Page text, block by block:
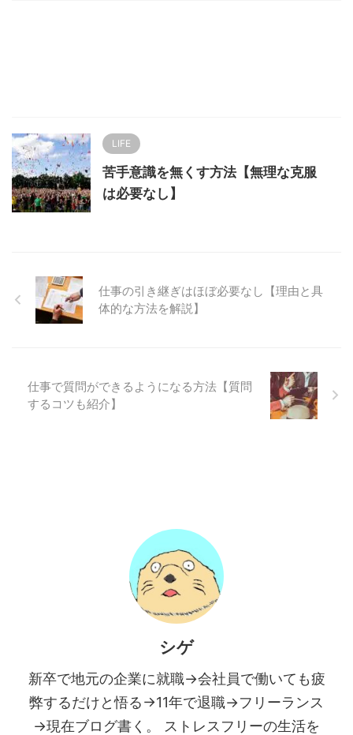
LIFE
苦手意識を無くす方法【無理な克服
は必要なし】
仕事の引き継ぎはほぼ必要なし【理由と具
体的な方法を解説】
仕事で質問ができるようになる方法【質問
するコツも紹介】
シゲ
新卒で地元の企業に就職→会社員で働いても疲
弊するだけと悟る→11年で退職→フリーランス
→現在ブログ書く。 ストレスフリーの生活を